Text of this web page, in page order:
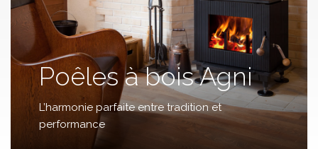
Poêles à bois Agni
L’harmonie parfaite entre tradition et
performance